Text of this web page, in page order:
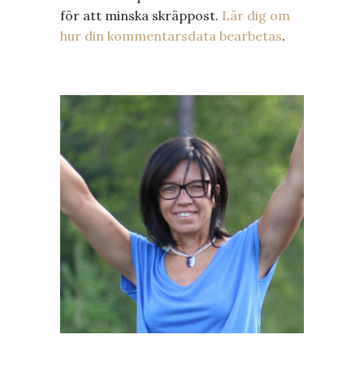
för att minska skräppost. Lär dig om
hur din kommentarsdata bearbetas.